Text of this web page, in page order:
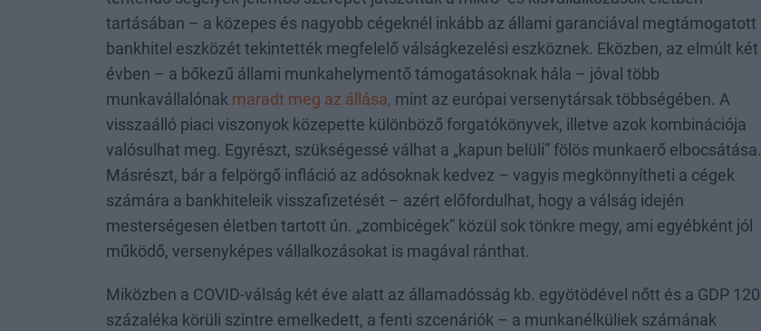
tartásában – a közepes és nagyobb cégeknél inkább az állami garanciával megtámogatott
bankhitel eszközét tekintették megfelelő válságkezelési eszköznek. Eközben, az elmúlt két
évben – a bőkezű állami munkahelymentő támogatásoknak hála – jóval több
munkavállalónak maradt meg az állása, mint az európai versenytársak többségében. A
visszaálló piaci viszonyok közepette különböző forgatókönyvek, illetve azok kombinációja
valósulhat meg. Egyrészt, szükségessé válhat a „kapun belüli” fölös munkaerő elbocsátása.
Másrészt, bár a felpörgő infláció az adósoknak kedvez – vagyis megkönnyítheti a cégek
számára a bankhiteleik visszafizetését – azért előfordulhat, hogy a válság idején
mesterségesen életben tartott ún. „zombicégek” közül sok tönkre megy, ami egyébként jól
működő, versenyképes vállalkozásokat is magával ránthat.
Miközben a COVID-válság két éve alatt az államadósság kb. egyötödével nőtt és a GDP 120
százaléka körüli szintre emelkedett, a fenti szcenáriók – a munkanélküliek számának